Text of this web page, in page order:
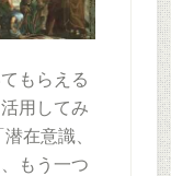
もらえる
用してみ
在意識、
もう一つ